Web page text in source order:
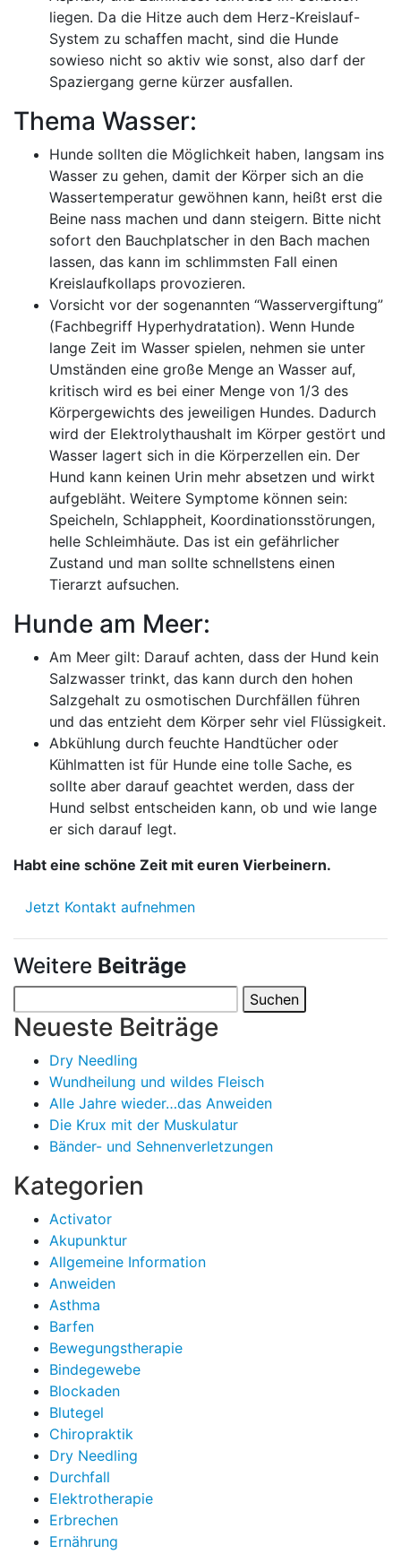
liegen. Da die Hitze auch dem Herz-Kreislauf-
System zu schaffen macht, sind die Hunde
sowieso nicht so aktiv wie sonst, also darf der
Spaziergang gerne kürzer ausfallen.
Thema Wasser:
Hunde sollten die Möglichkeit haben, langsam ins
Wasser zu gehen, damit der Körper sich an die
Wassertemperatur gewöhnen kann, heißt erst die
Beine nass machen und dann steigern. Bitte nicht
sofort den Bauchplatscher in den Bach machen
lassen, das kann im schlimmsten Fall einen
Kreislaufkollaps provozieren.
Vorsicht vor der sogenannten “Wasservergiftung”
(Fachbegriff Hyperhydratation). Wenn Hunde
lange Zeit im Wasser spielen, nehmen sie unter
Umständen eine große Menge an Wasser auf,
kritisch wird es bei einer Menge von 1/3 des
Körpergewichts des jeweiligen Hundes. Dadurch
wird der Elektrolythaushalt im Körper gestört und
Wasser lagert sich in die Körperzellen ein. Der
Hund kann keinen Urin mehr absetzen und wirkt
aufgebläht. Weitere Symptome können sein:
Speicheln, Schlappheit, Koordinationsstörungen,
helle Schleimhäute. Das ist ein gefährlicher
Zustand und man sollte schnellstens einen
Tierarzt aufsuchen.
Hunde am Meer:
Am Meer gilt: Darauf achten, dass der Hund kein
Salzwasser trinkt, das kann durch den hohen
Salzgehalt zu osmotischen Durchfällen führen
und das entzieht dem Körper sehr viel Flüssigkeit.
Abkühlung durch feuchte Handtücher oder
Kühlmatten ist für Hunde eine tolle Sache, es
sollte aber darauf geachtet werden, dass der
Hund selbst entscheiden kann, ob und wie lange
er sich darauf legt.
Habt eine schöne Zeit mit euren Vierbeinern.
Jetzt Kontakt aufnehmen
Weitere Beiträge
nach:
Neueste Beiträge
Dry Needling
Wundheilung und wildes Fleisch
Alle Jahre wieder…das Anweiden
Die Krux mit der Muskulatur
Bänder- und Sehnenverletzungen
Kategorien
Activator
Akupunktur
Allgemeine Information
Anweiden
Asthma
Barfen
Bewegungstherapie
Bindegewebe
Blockaden
Blutegel
Chiropraktik
Dry Needling
Durchfall
Elektrotherapie
Erbrechen
Ernährung